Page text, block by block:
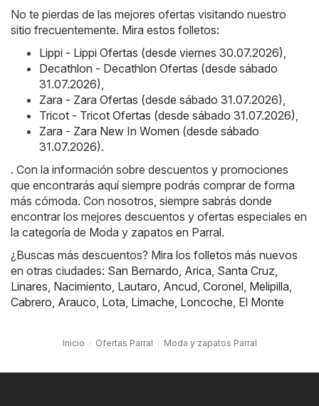
No te pierdas de las mejores ofertas visitando nuestro
sitio frecuentemente. Mira estos folletos:
Lippi - Lippi Ofertas (desde viernes 30.07.2026),
Decathlon - Decathlon Ofertas (desde sábado
31.07.2026),
Zara - Zara Ofertas (desde sábado 31.07.2026),
Tricot - Tricot Ofertas (desde sábado 31.07.2026),
Zara - Zara New In Women (desde sábado
31.07.2026).
. Con la información sobre descuentos y promociones
que encontrarás aquí siempre podrás comprar de forma
más cómoda. Con nosotros, siempre sabrás donde
encontrar los mejores descuentos y ofertas especiales en
la categoría de Moda y zapatos en Parral.
¿Buscas más descuentos? Mira los folletos más nuevos
en otras ciudades: San Bernardo, Arica, Santa Cruz,
Linares, Nacimiento, Lautaro, Ancud, Coronel, Melipilla,
Cabrero, Arauco, Lota, Limache, Loncoche, El Monte
Inicio Ofertas Parral Moda y zapatos Parral